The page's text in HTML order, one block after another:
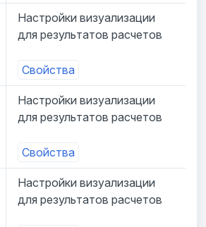
Настройки визуализации
для результатов расчетов
Свойства
Настройки визуализации
для результатов расчетов
Свойства
Настройки визуализации
для результатов расчетов